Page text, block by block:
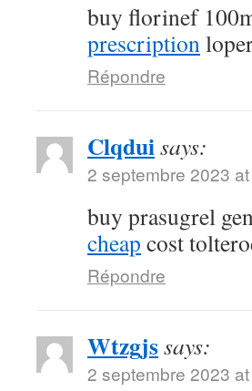
buy florinef
prescription
Répondre
Clqduisays:
2 septembre 2023
buy prasugrel
cheap cost
Répondre
Wtzgjssays:
2 septembre 2023